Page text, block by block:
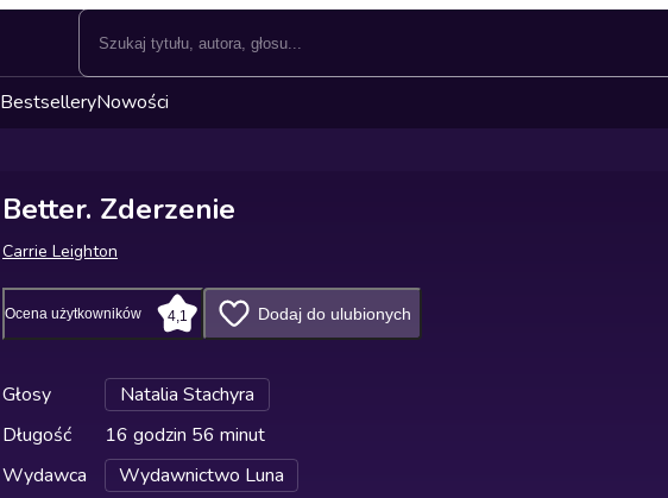
BestselleryNowości
Better. Zderzenie
Carrie Leighton
Ocena użytkowników 4,1 Dodaj do ulubionych
Głosy
Natalia Stachyra
Długość
16 godzin 56 minut
Wydawca
Wydawnictwo Luna